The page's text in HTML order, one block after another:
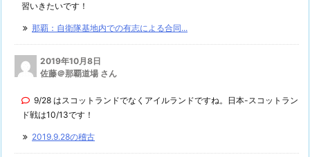
習いきたいです！
那覇：自衛隊基地内での有志による合同...
2019年10月8日
佐藤＠那覇道場 さん
9/28 はスコットランドでなくアイルランドですね。日本-スコットラン
ド戦は10/13です！
2019.9.28の稽古